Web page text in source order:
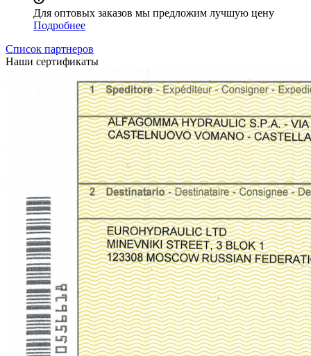
Для оптовых заказов мы предложим лучшую цену
Подробнее
Список партнеров
Наши сертификаты